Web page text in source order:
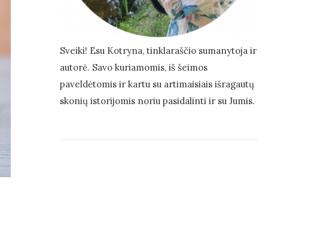
Sveiki! Esu Kotryna, tinklaraščio sumanytoja ir
autorė. Savo kuriamomis, iš šeimos
paveldėtomis ir kartu su artimaisiais išragautų
skonių istorijomis noriu pasidalinti ir su Jumis.